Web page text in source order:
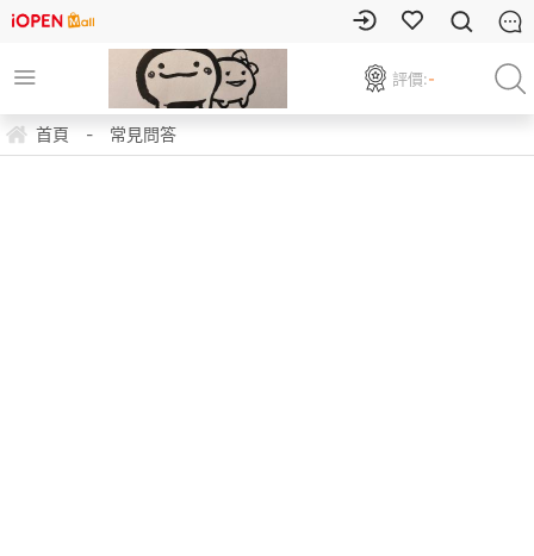
評價:-
首頁 - 常見問答